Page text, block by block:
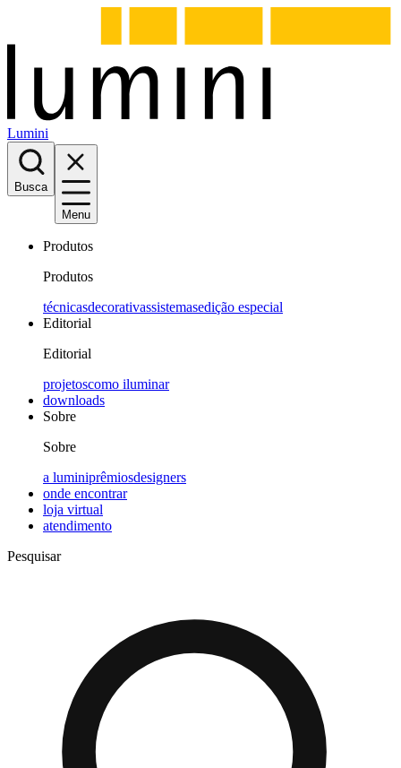
Lumini
Busca
Menu
Produtos
Produtos
técnicasdecorativassistemasedição especial
Editorial
Editorial
projetoscomo iluminar
downloads
Sobre
Sobre
a luminiprêmiosdesigners
onde encontrar
loja virtual
atendimento
Pesquisar